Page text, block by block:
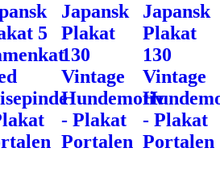
5
Japansk
Plakat
130
Vintage
Hundemotiv
- Plakat
Portalen
Japansk
Plakat
130
Vintage
- Plakat
Portalen